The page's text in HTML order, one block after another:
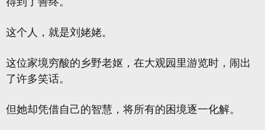
这个人，就是刘姥姥。
这位家境穷酸的乡野老妪，在大观园里游览时，闹出
了许多笑话。
但她却凭借自己的智慧，将所有的困境逐一化解。